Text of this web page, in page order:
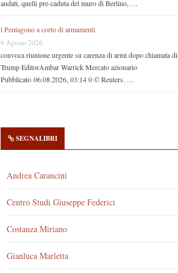
andati, quelli pre-caduta del muro di Berlino, …
l Pentagono a corto di armamenti
6 Agosto 2026
convoca riunione urgente su carenza di armi dopo chiamata di
Trump EditorAmbar Warrick Mercato azionario
Pubblicato 06.08.2026, 03:14 0 © Reuters. …
SEGNALIBRI
Andrea Carancini
Centro Studi Giuseppe Federici
Costanza Miriano
Gianluca Marletta